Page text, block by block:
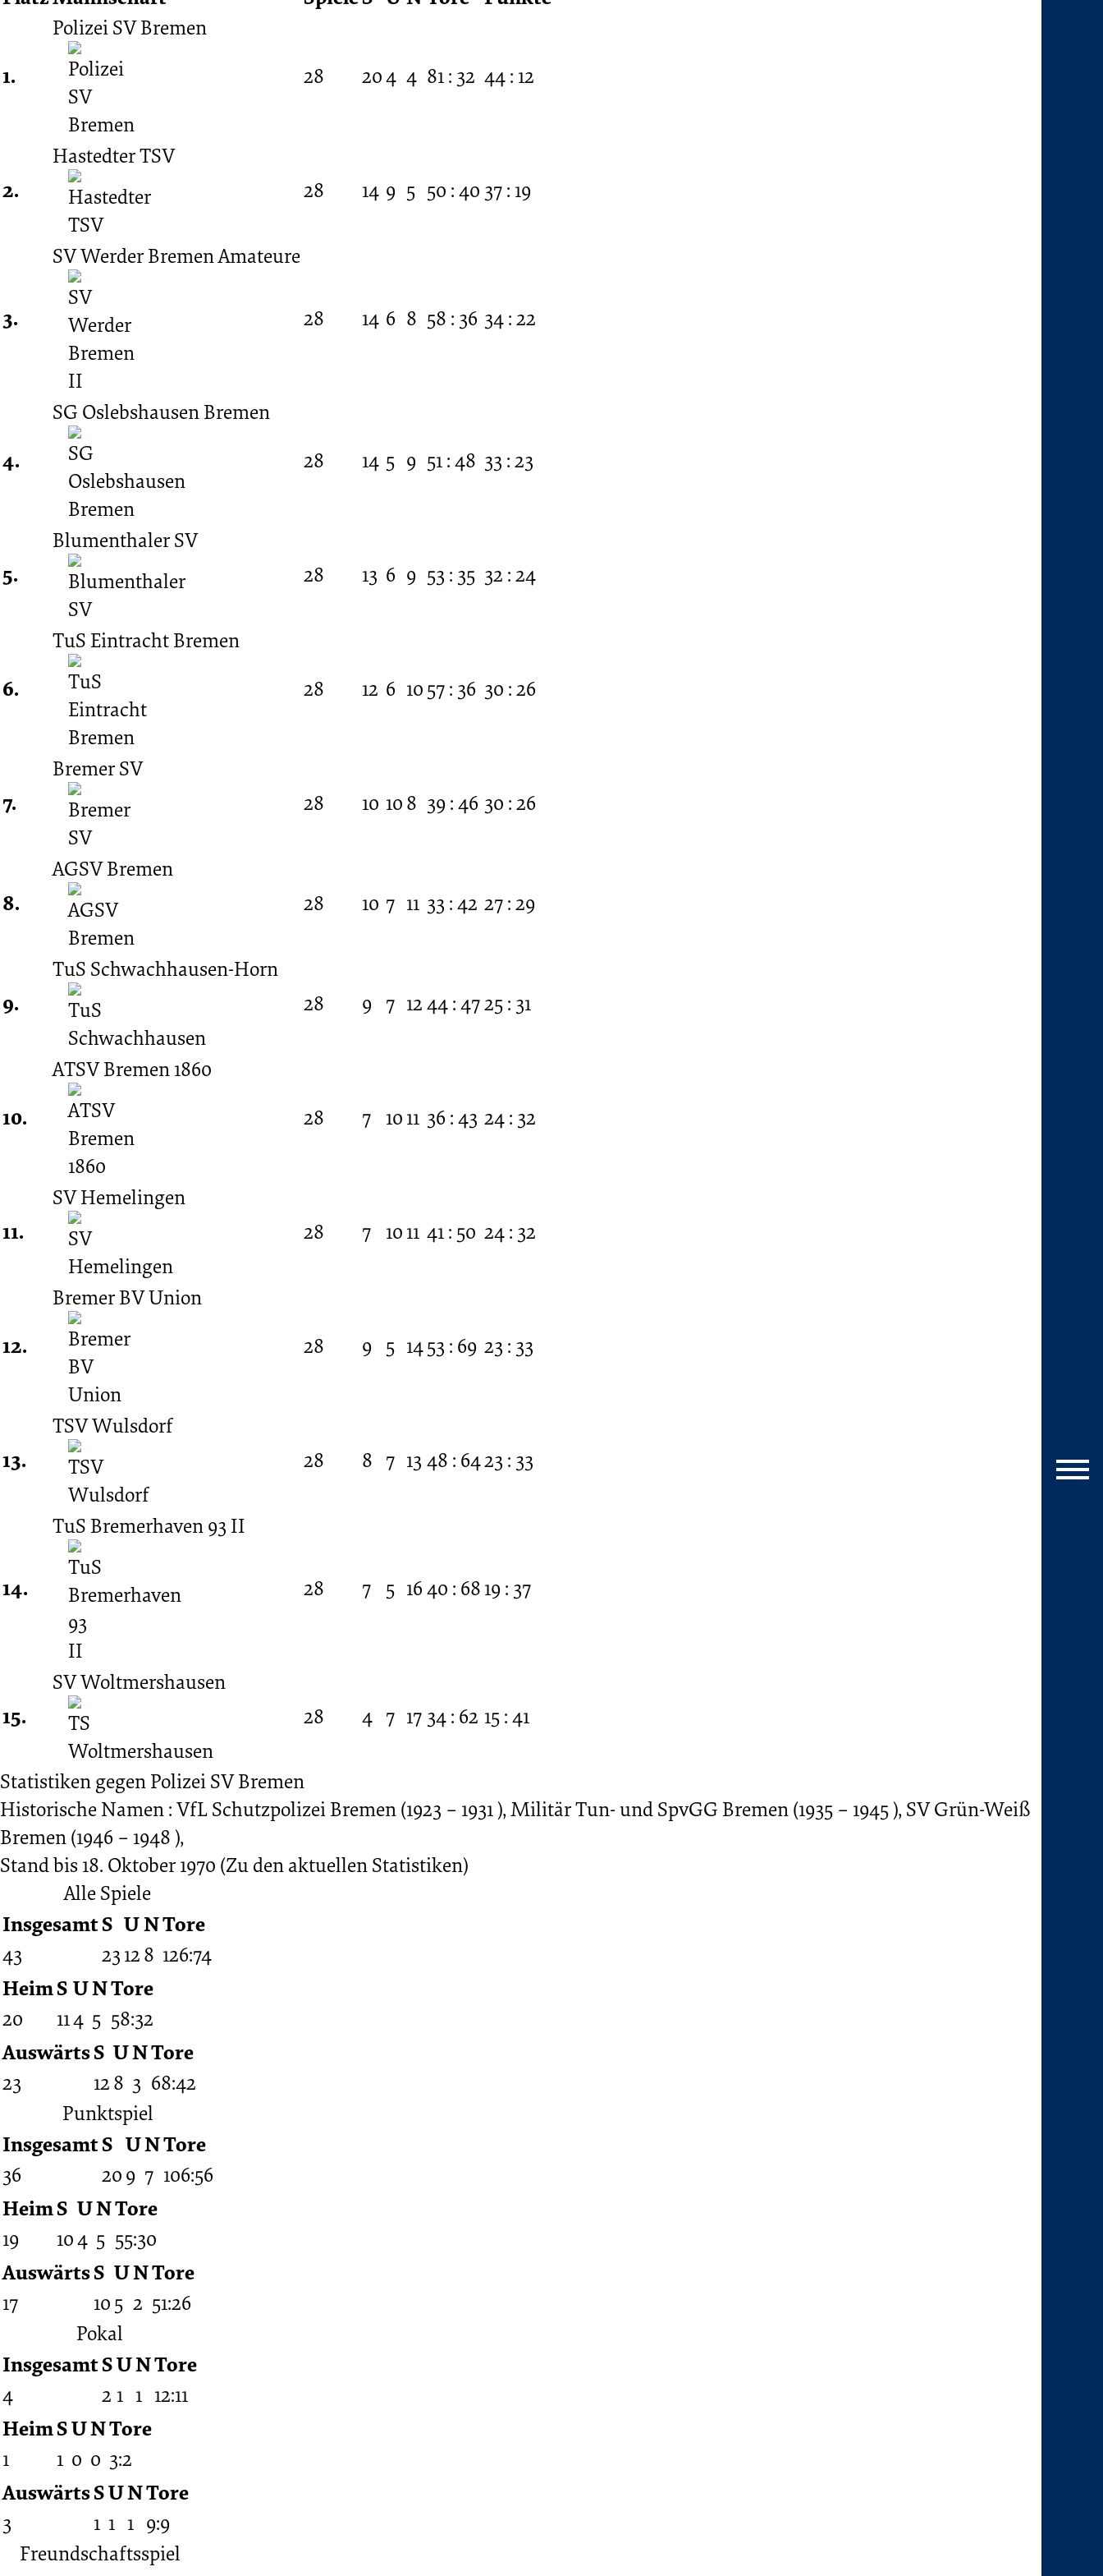
08.
Spieltag
18.10.1970
1970/1971
(Amateurliga
Bremen)
1.
Polizei SV Bremen
28
204 4 81 : 32 44 : 12
2.
Hastedter TSV
28
14 9 5 50 : 40 37 : 19
3.
SV Werder Bremen Amateure
28 14 6 8 58 : 36 34 : 22
4.
SG Oslebshausen Bremen
28
14 5 9 51 : 48 33 : 23
5.
Blumenthaler SV
28
13 6 9 53 : 35 32 : 24
6.
TuS Eintracht Bremen
28
12 6 1057 : 36 30 : 26
7.
Bremer SV
28
10 108 39 : 46 30 : 26
8.
AGSV Bremen
28
10 7 11 33 : 42 27 : 29
9.
TuS Schwachhausen-Horn
28
9 7 1244 : 4725 : 31
10.
ATSV Bremen 1860
28
7 1011 36 : 43 24 : 32
11.
SV Hemelingen
28
7 1011 41 : 50 24 : 32
12.
Bremer BV Union
28
9 5 1453 : 69 23 : 33
13.
TSV Wulsdorf
28
8 7 13 48 : 6423 : 33
14.
TuS Bremerhaven 93 II
28 7 5 1640 : 6819 : 37
15.
SV Woltmershausen
28
4 7 17 34 : 62 15 : 41
Statistiken gegenPolizei SV Bremen
Historische Namen : VfL Schutzpolizei Bremen (1923 – 1931 ), Militär Tun- und SpvGG Bremen (1935 – 1945 ), SV Grün-Weiß
Bremen (1946 – 1948 ),
Stand bis 18. Oktober 1970 (Zu den aktuellen Statistiken)
Alle Spiele
InsgesamtS UNTore
43 23128 126:74
HeimS UNTore
20 114 5 58:32
AuswärtsS UNTore
23 128 3 68:42
Punktspiel
InsgesamtS UNTore
36 209 7 106:56
HeimS UNTore
19 104 5 55:30
AuswärtsS UNTore
17 105 2 51:26
Pokal
InsgesamtSUNTore
4 2 1 1 12:11
HeimSUNTore
1 1 0 0 3:2
AuswärtsSUNTore
3 1 1 1 9:9
Freundschaftsspiel